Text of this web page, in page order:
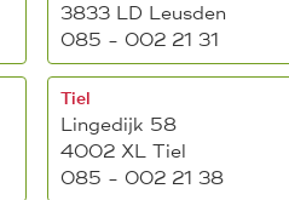
3833 LD Leusden
085 - 002 21 31
Tiel
Lingedijk 58
4002 XL Tiel
085 - 002 21 38